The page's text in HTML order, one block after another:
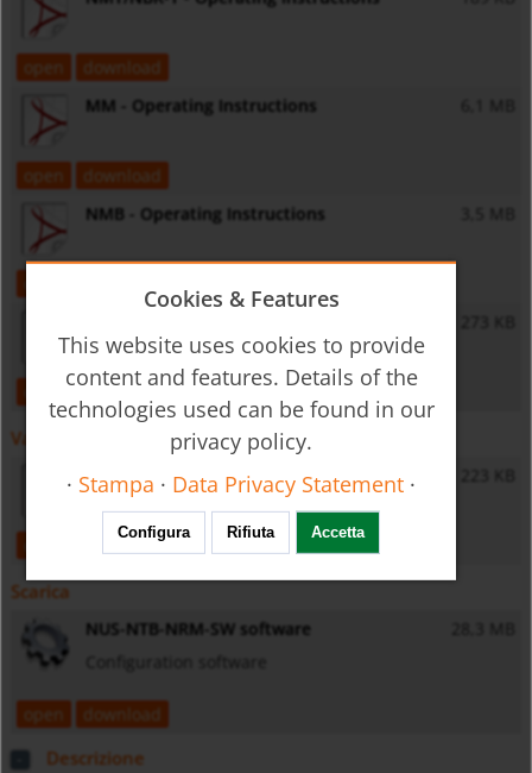
open
download
MM - Operating Instructions
open
download
NMB - Operating Instructions
3,5 MB
273 KB
download
Varie
General Safety Instructions 223 KB
download
Scarica
NUS-NTB-NRM-SW software
open download
Descrizione
Cookies & Features
This website uses cookies to provide
content and features. Details of the
technologies used can be found in our
privacy policy.
· Stampa · Data Privacy Statement ·
Configura Rifiuta Accetta